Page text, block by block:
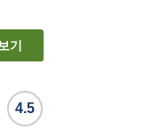
기
4.5